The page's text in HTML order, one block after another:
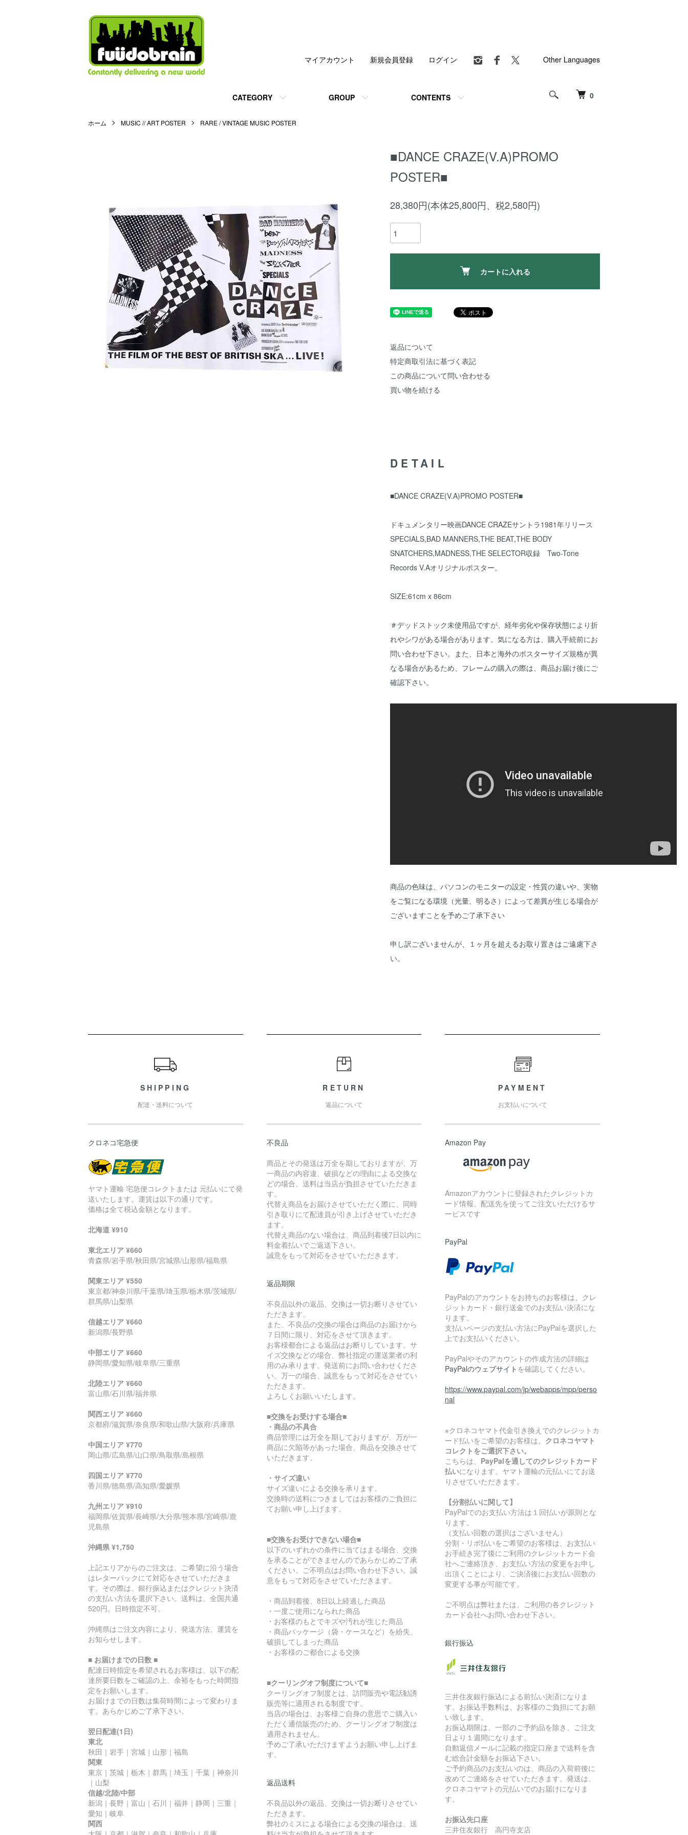
0
CATEGORY GROUP CONTENTS
マイアカウント 新規会員登録 ログイン Other Languages
ホーム MUSIC // ART POSTER RARE / VINTAGE MUSIC POSTER
■DANCE CRAZE(V.A)PROMO
POSTER■
28,380円(本体25,800円、税2,580円)
カートに入れる
返品について
特定商取引法に基づく表記
この商品について問い合わせる
買い物を続ける
DETAIL
■DANCE CRAZE(V.A)PROMO POSTER■
ドキュメンタリー映画DANCE CRAZEサントラ1981年リリース
SPECIALS,BAD MANNERS,THE BEAT,THE BODY
SNATCHERS,MADNESS,THE SELECTOR収録 Two-Tone
Records V.Aオリジナルポスター。
SIZE:61cm x 86cm
＃デッドストック未使用品ですが、経年劣化や保存状態により折
れやシワがある場合があります。気になる方は、購入手続前にお
問い合わせ下さい。また、日本と海外のポスターサイズ規格が異
なる場合があるため、フレームの購入の際は、商品お届け後にご
確認下さい。
商品の色味は、パソコンのモニターの設定・性質の違いや、実物
をご覧になる環境（光量、明るさ）によって差異が生じる場合が
ございますことを予めご了承下さい
申し訳ございませんが、１ヶ月を超えるお取り置きはご遠慮下さ
い。
SHIPPING
配送・送料について
クロネコ宅急便
ヤマト運輸 宅急便コレクトまたは 元払いにて発
送いたします。運賃は以下の通りです。
価格は全て税込金額となります。
北海道 ¥910
東北エリア ¥660
青森県/岩手県/秋田県/宮城県/山形県/福島県
関東エリア ¥550
東京都/神奈川県/千葉県/埼玉県/栃木県/茨城県/
群馬県/山梨県
信越エリア ¥660
新潟県/長野県
中部エリア ¥660
静岡県/愛知県/岐阜県/三重県
北陸エリア ¥660
富山県/石川県/福井県
関西エリア ¥660
京都府/滋賀県/奈良県/和歌山県/大阪府/兵庫県
中国エリア ¥770
岡山県/広島県/山口県/鳥取県/島根県
四国エリア ¥770
香川県/徳島県/高知県/愛媛県
九州エリア ¥910
福岡県/佐賀県/長崎県/大分県/熊本県/宮崎県/鹿
児島県
沖縄県 ¥1,750
上記エリアからのご注文は、ご希望に沿う場合
はレターパックにて対応をさせていただきま
す。その際は、銀行振込またはクレジット決済
の支払い方法を選択下さい。送料は、全国共通
520円。日時指定不可。
沖縄県はご注文内容により、発送方法、運賃を
お知らせします。
■ お届けまでの日数 ■
配達日時指定を希望されるお客様は、以下の配
達所要日数をご確認の上、余裕をもった時間指
定をお願いします。
お届けまでの日数は集荷時間によって変わりま
す。あらかじめご了承下さい。
翌日配達(1日)
東北
秋田｜岩手｜宮城｜山形｜福島
関東
東京｜茨城｜栃木｜群馬｜埼玉｜千葉｜神奈川
｜山梨
信越/北陸/中部
新潟｜長野｜富山｜石川｜福井｜静岡｜三重｜
愛知｜岐阜
関西
RETURN
返品について
不良品
商品とその発送は万全を期しておりますが、万
一商品の内容違、破損などの理由による交換な
どの場合、送料は当店が負担させていただきま
す。
代替え商品をお届けさせていただく際に、同時
引き取りにて配達員が引き上げさせていただき
ます。
代替え商品のない場合は、商品到着後7日以内に
料金着払いでご返送下さい。
誠意をもって対応をさせていただきます。
返品期限
不良品以外の返品、交換は一切お断りさせてい
ただきます。
また、不良品の交換の場合は商品のお届けから
７日間に限り、対応をさせて頂きます。
お客様都合による返品はお断りしています。サ
イズ交換などの場合、弊社指定の運送業者の利
用のみ承ります。発送前にお問い合わせくださ
い。万一の場合、誠意をもって対応をさせてい
ただきます。
よろしくお願いいたします。
■交換をお受けする場合■
・商品の不具合
商品管理には万全を期しておりますが、万が一
商品に欠陥等があった場合、商品を交換させて
いただきます。
・サイズ違い
サイズ違いによる交換を承ります。
交換時の送料につきましてはお客様のご負担に
てお願い申し上げます。
■交換をお受けできない場合■
以下のいずれかの条件に当てはまる場合、交換
を承ることができませんのであらかじめご了承
ください。ご不明点はお問い合わせ下さい。誠
意をもって対応をさせていただきます。
・商品到着後、8日以上経過した商品
・一度ご使用になられた商品
・お客様のもとでキズや汚れが生じた商品
・商品パッケージ（袋・ケースなど）を紛失、
破損してしまった商品
・お客様のご都合による交換
■クーリングオフ制度について■
クーリングオフ制度とは、訪問販売や電話勧誘
販売等に適用される制度です。
当店の場合は、お客様ご自身の意思でご購入い
ただく通信販売のため、クーリングオフ制度は
適用されません。
予めご了承いただけますようお願い申し上げま
す。
返品送料
不良品以外の返品、交換は一切お断りさせてい
ただきます。
弊社のミスによる場合による交換の場合は、送
PAYMENT
お支払いについて
Amazon Pay
Amazonアカウントに登録されたクレジットカ
ード情報、配送先を使ってご注文いただけるサ
ービスです
PayPal
PayPalのアカウントをお持ちのお客様は、クレ
ジットカード・銀行送金でのお支払い決済にな
ります。
支払いページの支払い方法にPayPalを選択した
上でお支払いください。
PayPalやそのアカウントの作成方法の詳細は
PayPalのウェブサイト を確認してください。
https://www.paypal.com/jp/webapps/mpp/perso
nal
※クロネコヤマト代金引き換えでのクレジットカ
ード払いをご希望のお客様は、 クロネコヤマト
コレクトをご選択下さい。
こちらは、 PayPalを通してのクレジットカード
払いになります。ヤマト運輸の元払いにてお送
りさせていただきます。
【分割払いに関して】
PayPalでのお支払い方法は１回払いが原則とな
ります。
（支払い回数の選択はございません）
分割・リボ払いをご希望のお客様は、お支払い
お手続き完了後にご利用のクレジットカード会
社へご連絡頂き、お支払い方法の変更をお申し
出頂くことにより、ご決済後にお支払い回数の
変更する事が可能です。
ご不明点は弊社または、ご利用の各クレジット
カード会社へお問い合わせ下さい。
銀行振込
三井住友銀行振込による前払い決済になりま
す。お振込手数料は、お客様のご負担にてお願
い致します。
お振込期限は、一部のご予約品を除き、ご注文
日より１週間になります。
自動返信メールに記載の指定口座まで送料を含
む総合計金額をお振込下さい。
ご予約商品のお支払いのは、商品の入荷前後に
改めてご連絡をさせていただきます。発送は、
クロネコヤマトの元払いでのお届けになりま
す。
お振込先口座
三井住友銀行 高円寺支店